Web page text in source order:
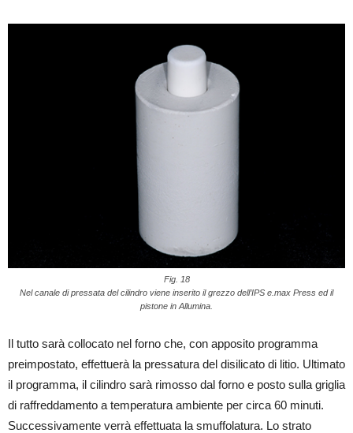
Fig. 18
Nel canale di pressata del cilindro viene inserito il grezzo dell’IPS e.max Press ed il
pistone in Allumina.
Il tutto sarà collocato nel forno che, con apposito programma
preimpostato, effettuerà la pressatura del disilicato di litio. Ultimato
il programma, il cilindro sarà rimosso dal forno e posto sulla griglia
di raffreddamento a temperatura ambiente per circa 60 minuti.
Successivamente verrà effettuata la smuffolatura. Lo strato